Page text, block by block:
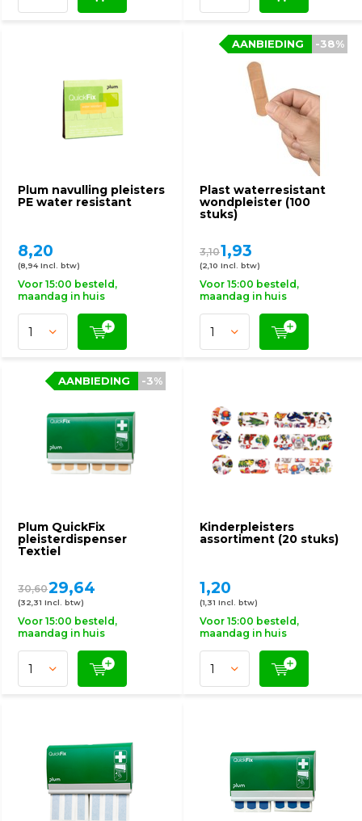
Plum navulling pleisters
PE water resistant
8,20
(8,94 Incl. btw)
Voor 15:00 besteld,
maandag in huis
Plast waterresistant
wondpleister (100
stuks)
-38%
AANBIEDING
3,101,93
(2,10 Incl. btw)
Voor 15:00 besteld,
maandag in huis
Plum QuickFix
pleisterdispenser
Textiel
-3%
AANBIEDING
30,6029,64
(32,31 Incl. btw)
Voor 15:00 besteld,
maandag in huis
Kinderpleisters
assortiment (20 stuks)
1,20
(1,31 Incl. btw)
Voor 15:00 besteld,
maandag in huis